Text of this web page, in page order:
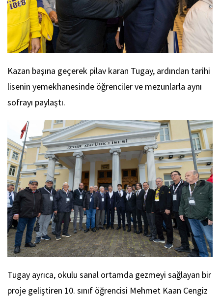
Kazan başına geçerek pilav karan Tugay, ardından tarihi
lisenin yemekhanesinde öğrenciler ve mezunlarla aynı
sofrayı paylaştı.
Tugay ayrıca, okulu sanal ortamda gezmeyi sağlayan bir
proje geliştiren 10. sınıf öğrencisi Mehmet Kaan Cengiz